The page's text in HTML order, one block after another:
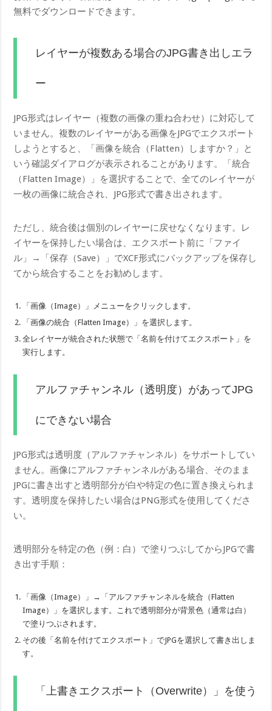
無料でダウンロードできます。
レイヤーが複数ある場合のJPG書き出しエラ
ー
JPG形式はレイヤー（複数の画像の重ね合わせ）に対応して
いません。複数のレイヤーがある画像をJPGでエクスポート
しようとすると、「画像を統合（Flatten）しますか？」と
いう確認ダイアログが表示されることがあります。「統合
（Flatten Image）」を選択することで、全てのレイヤーが
一枚の画像に統合され、JPG形式で書き出されます。
ただし、統合後は個別のレイヤーに戻せなくなります。レ
イヤーを保持したい場合は、エクスポート前に「ファイ
ル」→「保存（Save）」でXCF形式にバックアップを保存し
てから統合することをお勧めします。
「画像（Image）」メニューをクリックします。
「画像の統合（Flatten Image）」を選択します。
全レイヤーが統合された状態で「名前を付けてエクスポート」を
実行します。
アルファチャンネル（透明度）があってJPG
にできない場合
JPG形式は透明度（アルファチャンネル）をサポートしてい
ません。画像にアルファチャンネルがある場合、そのまま
JPGに書き出すと透明部分が白や特定の色に置き換えられま
す。透明度を保持したい場合はPNG形式を使用してくださ
い。
透明部分を特定の色（例：白）で塗りつぶしてからJPGで書
き出す手順：
「画像（Image）」→「アルファチャンネルを統合（Flatten
Image）」を選択します。これで透明部分が背景色（通常は白）
で塗りつぶされます。
その後「名前を付けてエクスポート」でJPGを選択して書き出しま
す。
「上書きエクスポート（Overwrite）」を使う